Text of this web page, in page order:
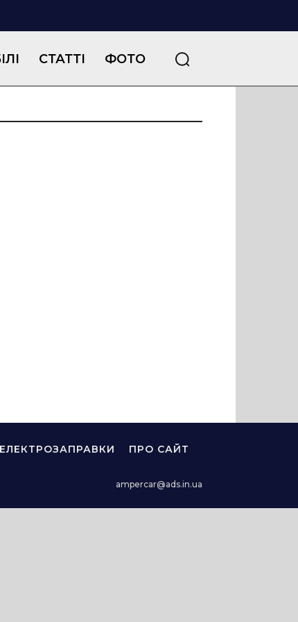
СТАТТІ ФОТО
ЕЛЕКТРОЗАПРАВКИ ПРО САЙТ
ampercar@ads.in.ua